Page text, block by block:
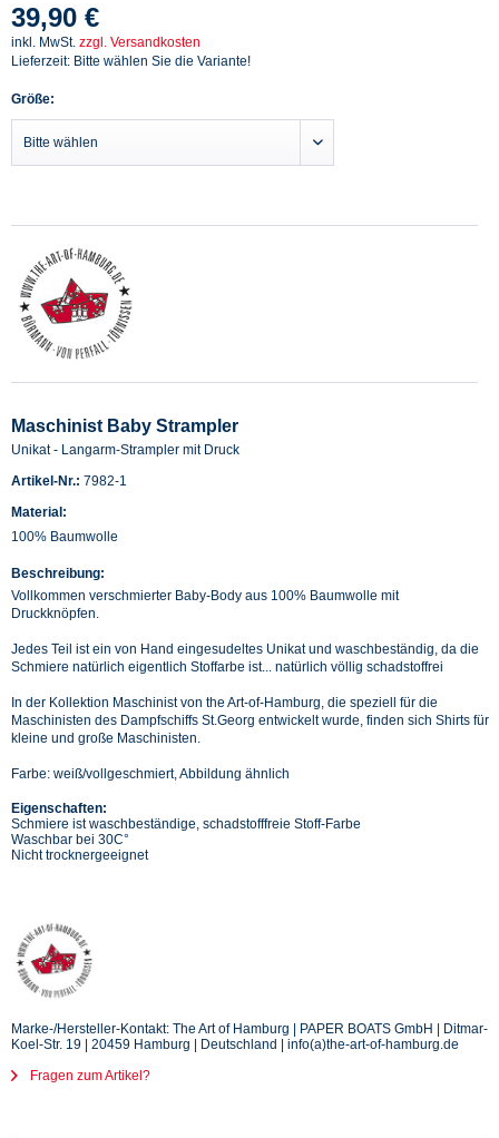
39,90 €
inkl. MwSt. zzgl. Versandkosten
Lieferzeit: Bitte wählen Sie die Variante!
Größe:
Maschinist Baby Strampler
Unikat - Langarm-Strampler mit Druck
Artikel-Nr.: 7982-1
Material:
100% Baumwolle
Beschreibung:
Vollkommen verschmierter Baby-Body aus 100% Baumwolle mit
Druckknöpfen.
Jedes Teil ist ein von Hand eingesudeltes Unikat und waschbeständig, da die
Schmiere natürlich eigentlich Stoffarbe ist... natürlich völlig schadstoffrei
In der Kollektion Maschinist von the Art-of-Hamburg, die speziell für die
Maschinisten des Dampfschiffs St.Georg entwickelt wurde, finden sich Shirts für
kleine und große Maschinisten.
Farbe: weiß/vollgeschmiert, Abbildung ähnlich
Eigenschaften:
Schmiere ist waschbeständige, schadstofffreie Stoff-Farbe
Waschbar bei 30C°
Nicht trocknergeeignet
Marke-/Hersteller-Kontakt: The Art of Hamburg | PAPER BOATS GmbH | Ditmar-
Koel-Str. 19 | 20459 Hamburg | Deutschland | info(a)the-art-of-hamburg.de
Fragen zum Artikel?